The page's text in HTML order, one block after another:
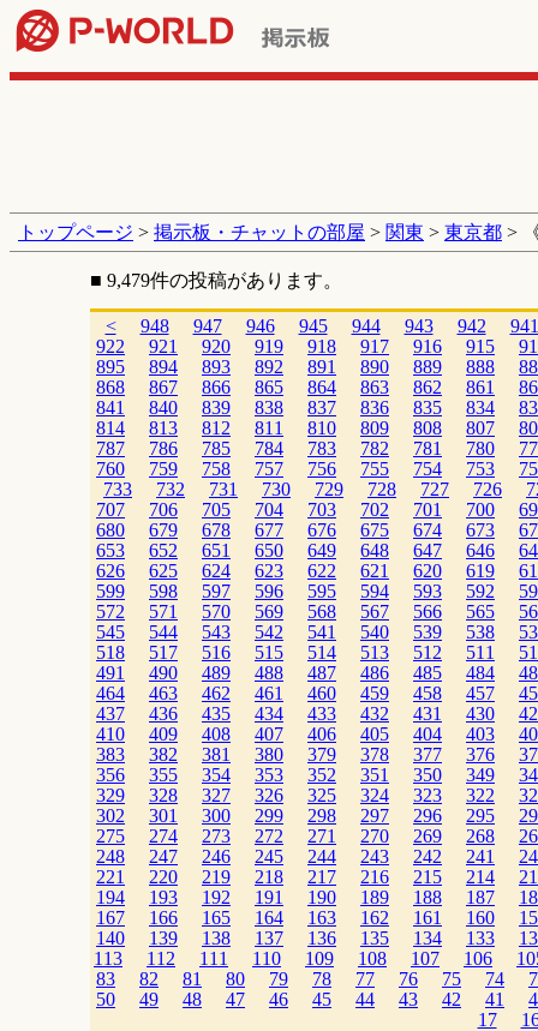
トップページ > 掲示板・チャットの部屋 > 関東 > 東京都 >
■ 9,479件の投稿があります。
< 948 947 946 945 944 943 942
941
922
921 920 919 918 917 916 915
895
894 893 892 891 890 889 888
868
867 866 865 864 863 862 861
841
840 839 838 837 836 835 834
814
813 812 811 810 809 808 807
787
786 785 784 783 782 781 780
760
759 758 757 756 755 754 753
733
732 731 730 729 728 727 726
707
706 705 704 703 702 701 700
680
679 678 677 676 675 674 673
653
652 651 650 649 648 647 646
626
625 624 623 622 621 620 619
599
598 597 596 595 594 593 592
572
571 570 569 568 567 566 565
545
544 543 542 541 540 539 538
518
517 516 515 514 513 512 511
491
490 489 488 487 486 485 484
464
463 462 461 460 459 458 457
437
436 435 434 433 432 431 430
410
409 408 407 406 405 404 403
383
382 381 380 379 378 377 376
356
355 354 353 352 351 350 349
329
328 327 326 325 324 323 322
302
301 300 299 298 297 296 295
275
274 273 272 271 270 269 268
248
247 246 245 244 243 242 241
221
220 219 218 217 216 215 214
194
193 192 191 190 189 188 187
167
166 165 164 163 162 161 160
140
139 138 137 136 135 134 133
113
112 111 110 109 108 107 106
83
82 81 80 79 78 77 76 75 74
50
49 48 47 46 45 44 43 42 41
17